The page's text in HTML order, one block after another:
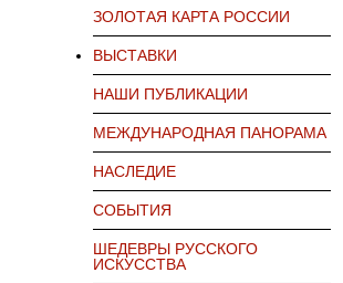
ЗОЛОТАЯ КАРТА РОССИИ
ВЫСТАВКИ
НАШИ ПУБЛИКАЦИИ
МЕЖДУНАРОДНАЯ ПАНОРАМА
НАСЛЕДИЕ
СОБЫТИЯ
ШЕДЕВРЫ РУССКОГО
ИСКУССТВА